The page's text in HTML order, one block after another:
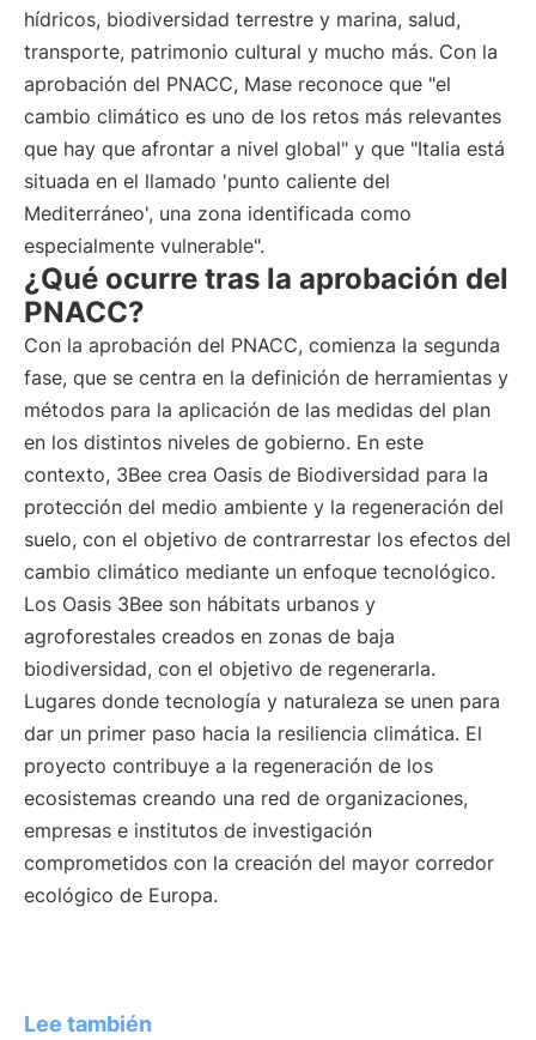
hídricos, biodiversidad terrestre y marina, salud,
transporte, patrimonio cultural y mucho más. Con la
aprobación del PNACC, Mase reconoce que "el
cambio climático es uno de los retos más relevantes
que hay que afrontar a nivel global" y que "Italia está
situada en el llamado 'punto caliente del
Mediterráneo', una zona identificada como
especialmente vulnerable".
¿Qué ocurre tras la aprobación del
PNACC?
Con la aprobación del PNACC, comienza la segunda
fase, que se centra en la definición de herramientas y
métodos para la aplicación de las medidas del plan
en los distintos niveles de gobierno. En este
contexto, 3Bee crea Oasis de Biodiversidad para la
protección del medio ambiente y la regeneración del
suelo, con el objetivo de contrarrestar los efectos del
cambio climático mediante un enfoque tecnológico.
Los Oasis 3Bee son hábitats urbanos y
agroforestales creados en zonas de baja
biodiversidad, con el objetivo de regenerarla.
Lugares donde tecnología y naturaleza se unen para
dar un primer paso hacia la resiliencia climática. El
proyecto contribuye a la regeneración de los
ecosistemas creando una red de organizaciones,
empresas e institutos de investigación
comprometidos con la creación del mayor corredor
ecológico de Europa.
Lee también